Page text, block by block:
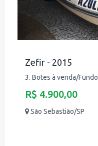
Zefir - 2015
3. Botes à venda/
R$ 4.900,00
São Sebastião/SP